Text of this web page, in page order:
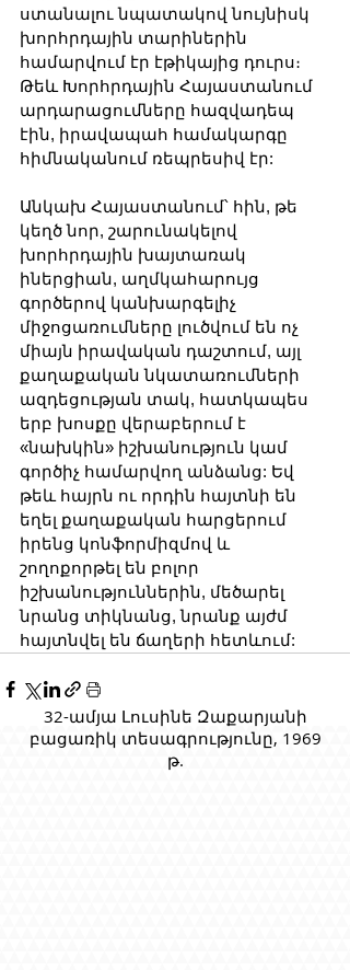
ստանալու նպատակով նույնիսկ
խորհրդային տարիներին
համարվում էր էթիկայից դուրս։
Թեև Խորհրդային Հայաստանում
արդարացումները հազվադեպ
էին, իրավապահ համակարգը
հիմնականում ռեպրեսիվ էր:
Անկախ Հայաստանում՝ հին, թե
կեղծ նոր, շարունակելով
խորհրդային խայտառակ
իներցիան, աղմկահարույց
գործերով կանխարգելիչ
միջոցառումները լուծվում են ոչ
միայն իրավական դաշտում, այլ
քաղաքական նկատառումների
ազդեցության տակ, հատկապես
երբ խոսքը վերաբերում է
«նախկին» իշխանություն կամ
գործիչ համարվող անձանց: Եվ
թեև հայրն ու որդին հայտնի են
եղել քաղաքական հարցերում
իրենց կոնֆորմիզմով և
շողոքորթել են բոլոր
իշխանություններին, մեծարել
նրանց տիկնանց, նրանք այժմ
հայտնվել են ճաղերի հետևում:
32-ամյա Լուսինե Զաքարյանի
բացառիկ տեսագրությունը, 1969
թ.